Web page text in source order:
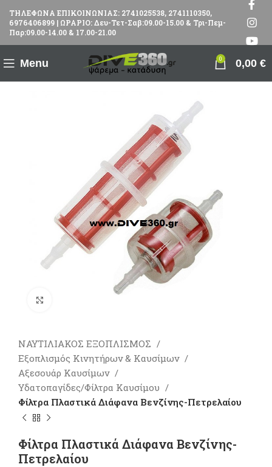
ΤΗΛΕΦΩΝΑ ΕΠΙΚΟΙΝΩΝΙΑΣ: 2741025538, 2741110350,
6976406899 | ΩΡΑΡΙΟ: Δευ-Τετ-Σαβ:09.00-15.00 & Τρι-Πεμ-
Παρ:09.00-14.00 & 17.00-21.00
Menu 0 0,00 €
ΝΑΥΤΙΛΙΑΚΟΣ ΕΞΟΠΛΙΣΜΟΣ
Εξοπλισμός Κινητήρων & Καυσίμων
Αξεσουάρ Καυσίμων
Υδατοπαγίδες/Φίλτρα Καυσίμου
Φίλτρα Πλαστικά Διάφανα Βενζίνης-Πετρελαίου
Φίλτρα Πλαστικά Διάφανα Βενζίνης-
Πετρελαίου